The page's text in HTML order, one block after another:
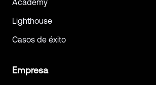
Academy
Lighthouse
Casos de éxito
Empresa